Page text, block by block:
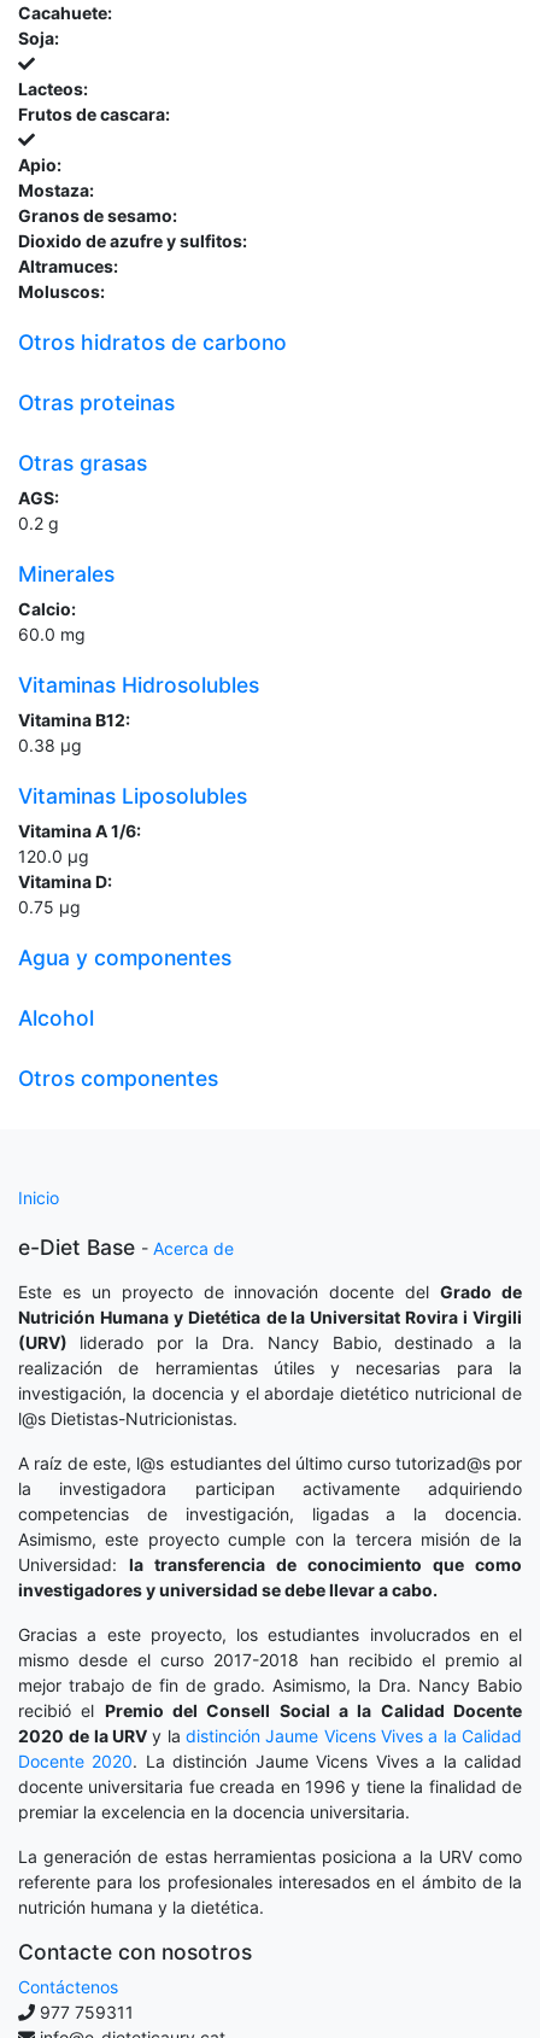
Cacahuete:
Soja:
Lacteos:
Frutos de cascara:
Apio:
Mostaza:
Granos de sesamo:
Dioxido de azufre y sulfitos:
Altramuces:
Moluscos:
Otros hidratos de carbono
Otras proteinas
Otras grasas
AGS:
0.2 g
Minerales
Calcio:
60.0 mg
Vitaminas Hidrosolubles
Vitamina B12:
0.38 µg
Vitaminas Liposolubles
Vitamina A 1/6:
120.0 µg
Vitamina D:
0.75 µg
Agua y componentes
Alcohol
Otros componentes
Inicio
e-Diet Base - Acerca de
Este es un proyecto de innovación docente delGrado de
Nutrición Humana y Dietética de la Universitat Rovira i Virgili
(URV) liderado por la Dra. Nancy Babio, destinado a la
realización de herramientas útiles y necesarias para la
investigación, la docencia y el abordaje dietético nutricional de
l@s Dietistas-Nutricionistas.
A raíz de este, l@s estudiantes del último curso tutorizad@s por
la investigadora participan activamente adquiriendo
competencias de investigación, ligadas a la docencia.
Asimismo, este proyecto cumple con la tercera misión de la
Universidad: la transferencia de conocimiento que como
investigadores y universidad se debe llevar a cabo.
Gracias a este proyecto, los estudiantes involucrados en el
mismo desde el curso 2017-2018 han recibido el premio al
mejor trabajo de fin de grado. Asimismo, la Dra. Nancy Babio
recibió el Premio del Consell Social a la Calidad Docente
2020 de la URV y ladistinción Jaume Vicens Vives a la Calidad
Docente 2020. La distinción Jaume Vicens Vives a la calidad
docente universitaria fue creada en 1996 y tiene la finalidad de
premiar la excelencia en la docencia universitaria.
La generación de estas herramientas posiciona a la URV como
referente para los profesionales interesados en el ámbito de la
nutrición humana y la dietética.
Contacte con nosotros
Contáctenos
977 759311